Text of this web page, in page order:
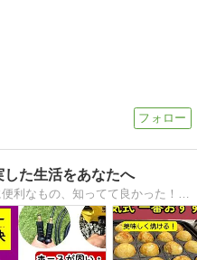
た生活をあなたへ